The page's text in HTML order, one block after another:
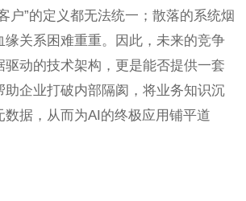
户”的定义都无法统一；散落的系统烟
缘关系困难重重。因此，未来的竞争
驱动的技术架构，更是能否提供一套
助企业打破内部隔阂，将业务知识沉
数据，从而为AI的终极应用铺平道